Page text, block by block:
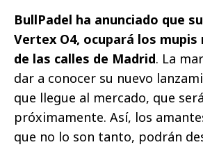
BullPadel ha anunciado que
Vertex O4, ocupará los
de las calles de Madrid. La
dar a conocer su nuevo
que llegue al mercado, que será
próximamente. Así, los
que no lo son tanto, podrán